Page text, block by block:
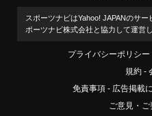
スポーツナビはYahoo! JAPANのサ
ポーツナビ株式会社と協力して運営
プライバシーポリシー
規約
免責事項
広告掲載
ご意見・ご